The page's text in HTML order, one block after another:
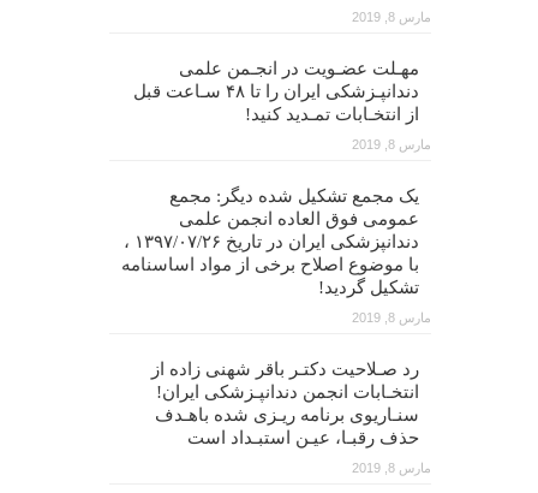
مارس 8, 2019
مهـلت عضـویت در انجـمن علمی
دندانپـزشکی ایران را تا ۴۸ سـاعت قبل
از انتخـابات تمـدید کنید!
مارس 8, 2019
یک مجمع تشکیل شده دیگر: مجمع
عمومی فوق العاده انجمن علمی
دندانپزشکی ایران در تاریخ ۱۳۹۷/۰۷/۲۶ ،
با موضوع اصلاح برخی از مواد اساسنامه
تشکیل گردید!
مارس 8, 2019
رد صـلاحیت دکتـر باقر شهنی زاده از
انتخـابات انجمن دندانپـزشکی ایران!
سنـاریوی برنامه ریـزی شده باهـدف
حذف رقبـا، عیـن استبـداد است
مارس 8, 2019